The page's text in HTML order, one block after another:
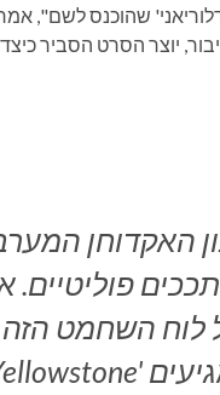
יוצר הסרט הסביר
פוליטיים.
לוח השחמט